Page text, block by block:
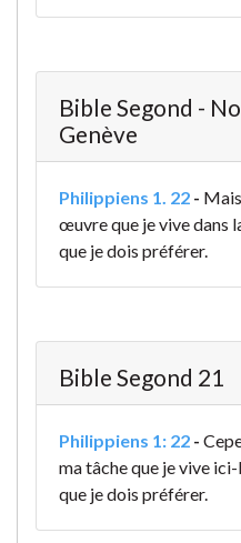
Bible Segond -
Genève
Philippiens 1. 22 -
œuvre que je vive dans
que je dois préférer.
Bible Segond 21
Philippiens 1: 22 -
ma tâche que je vive
que je dois préférer.